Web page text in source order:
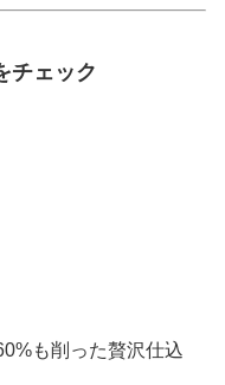
チェック
も削った贅沢仕込